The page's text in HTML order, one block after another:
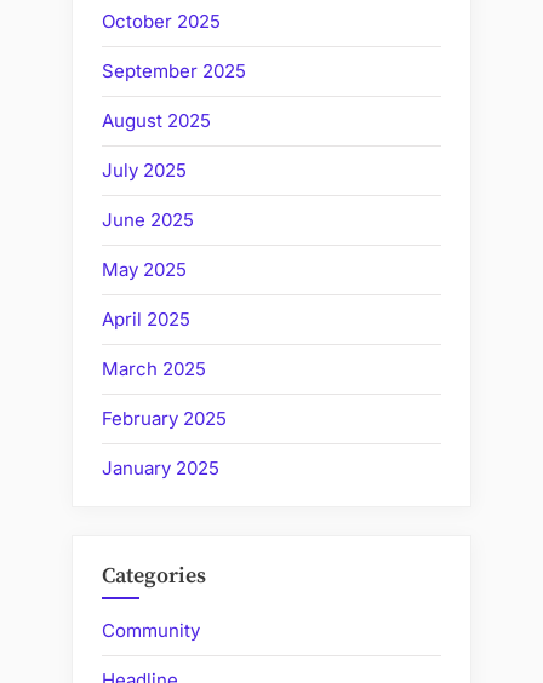
October 2025
September 2025
August 2025
July 2025
June 2025
May 2025
April 2025
March 2025
February 2025
January 2025
Categories
Community